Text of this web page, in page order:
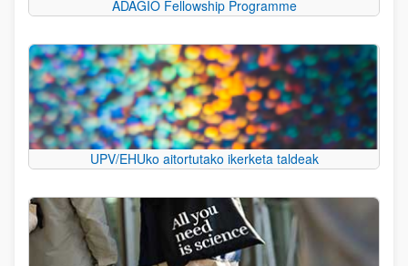
ADAGIO Fellowship Programme
UPV/EHUko aitortutako ikerketa taldeak